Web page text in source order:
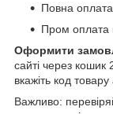
Повна
Пром оплата
Оформити
сайті через кошик
вкажіть код
Важливо: